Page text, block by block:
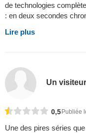
de technologies
: en deux secondes
Lire plus
Un visiteur
0,5Publiée
Une des pires séries